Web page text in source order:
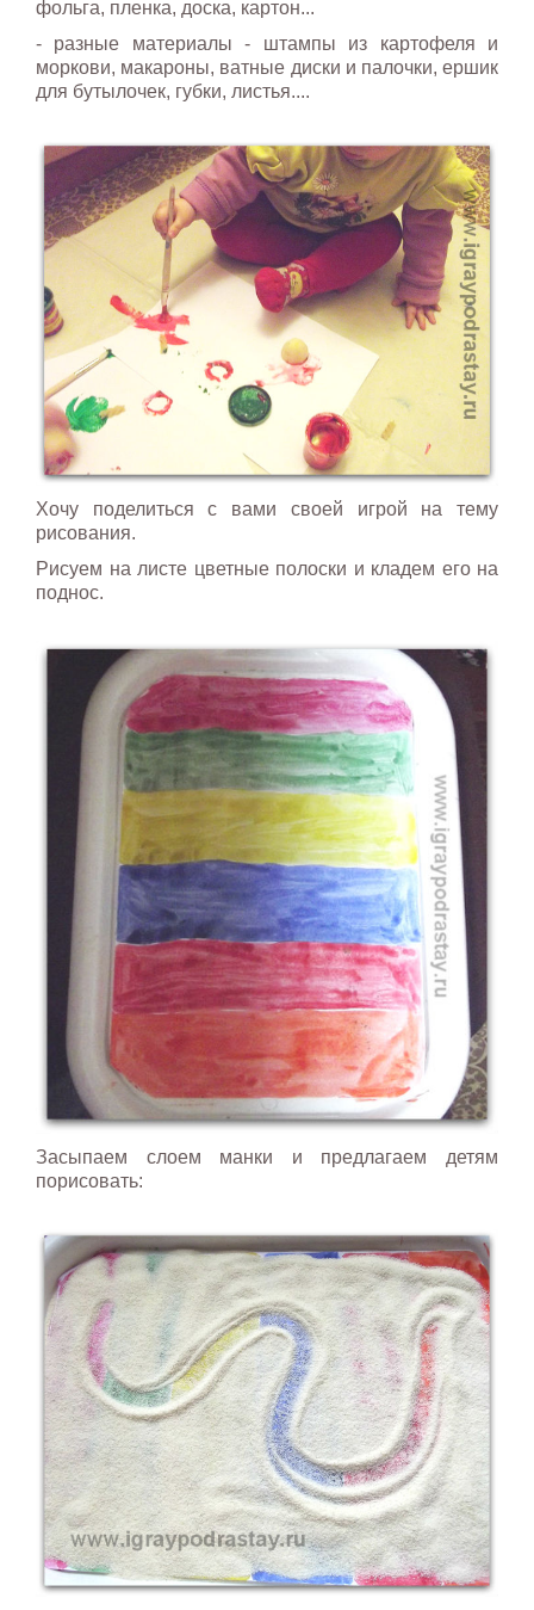
фольга, пленка, доска, картон...
- разные материалы - штампы из картофеля и
моркови, макароны, ватные диски и палочки, ершик
для бутылочек, губки, листья....
Хочу поделиться с вами своей игрой на тему
рисования.
Рисуем на листе цветные полоски и кладем его на
поднос.
Засыпаем слоем манки и предлагаем детям
порисовать: